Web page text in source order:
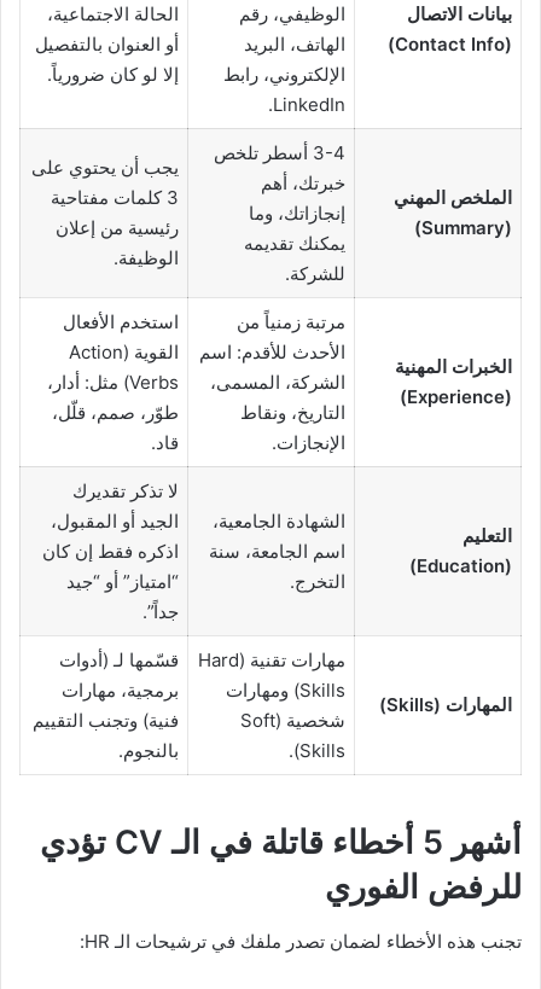
بيانات الاتصال
(Contact Info)
الوظيفي، رقم
الهاتف، البريد
الإلكتروني، رابط
LinkedIn.
الحالة الاجتماعية،
أو العنوان بالتفصيل
إلا لو كان ضرورياً.
الملخص المهني
(Summary)
3-4 أسطر تلخص
خبرتك، أهم
إنجازاتك، وما
يمكنك تقديمه
للشركة.
يجب أن يحتوي على
3 كلمات مفتاحية
رئيسية من إعلان
الوظيفة.
الخبرات المهنية
(Experience)
مرتبة زمنياً من
الأحدث للأقدم: اسم
الشركة، المسمى،
التاريخ، ونقاط
الإنجازات.
استخدم الأفعال
القوية (Action
Verbs) مثل: أدار،
طوّر، صمم، قلّل،
قاد.
التعليم
(Education)
الشهادة الجامعية،
اسم الجامعة، سنة
التخرج.
لا تذكر تقديرك
الجيد أو المقبول،
اذكره فقط إن كان
“امتياز” أو “جيد
جداً”.
المهارات (Skills)
مهارات تقنية (Hard
Skills) ومهارات
شخصية (Soft
Skills).
قسّمها لـ (أدوات
برمجية، مهارات
فنية) وتجنب التقييم
بالنجوم.
أشهر 5 أخطاء قاتلة في الـ CV تؤدي
للرفض الفوري
تجنب هذه الأخطاء لضمان تصدر ملفك في ترشيحات الـ HR: